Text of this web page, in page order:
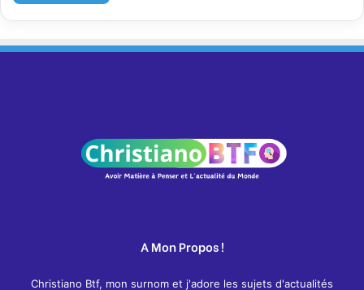
A Mon Propos !
Christiano Btf, mon surnom et j'adore les sujets d'actualités